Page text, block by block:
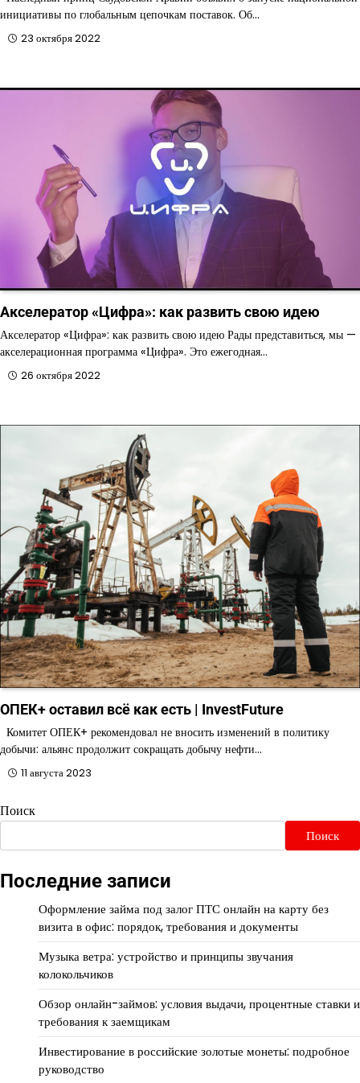
инициативы по глобальным цепочкам поставок. Об…
23 октября 2022
Акселератор «Цифра»: как развить свою идею
Акселератор «Цифра»: как развить свою идею Рады представиться, мы —
акселерационная программа «Цифра». Это ежегодная…
26 октября 2022
ОПЕК+ оставил всё как есть | InvestFuture
Комитет ОПЕК+ рекомендовал не вносить изменений в политику
добычи: альянс продолжит сокращать добычу нефти…
11 августа 2023
Поиск
Поиск
Последние записи
Оформление займа под залог ПТС онлайн на карту без
визита в офис: порядок, требования и документы
Музыка ветра: устройство и принципы звучания
колокольчиков
Обзор онлайн-займов: условия выдачи, процентные ставки и
требования к заемщикам
Инвестирование в российские золотые монеты: подробное
руководство